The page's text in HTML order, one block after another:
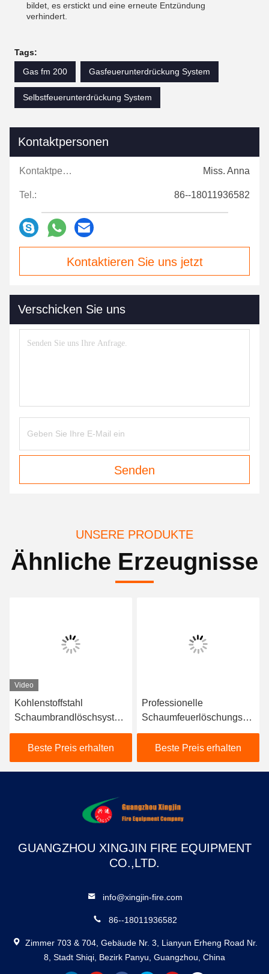
bildet, es erstickt und eine erneute Entzündung
verhindert.
Tags:
Gas fm 200
Gasfeuerunterdrückung System
Selbstfeuerunterdrückung System
Kontaktpersonen
Kontaktpersonen: Miss. Anna
Tel.: 86--18011936582
Kontaktieren Sie uns jetzt
Verschicken Sie uns
Senden
UNSERE PRODUKTE
Ähnliche Erzeugnisse
Video
Kohlenstoffstahl
Schaumbrandlöschsystem
mit 3%-6% Schaum
proportional und 500L-
15000L Tankkapazität
Beste Preis erhalten
Professionelle
Schaumfeuerlöschungska
none mit 20-64L/S Jet-
Flow-Rate, 45-70M
maximale Reichweite und
Edelstahlkonstruktion
Beste Preis erhalten
GUANGZHOU XINGJIN FIRE EQUIPMENT
CO.,LTD.
info@xingjin-fire.com
86--18011936582
Zimmer 703 & 704, Gebäude Nr. 3, Lianyun Erheng Road Nr.
8, Stadt Shiqi, Bezirk Panyu, Guangzhou, China